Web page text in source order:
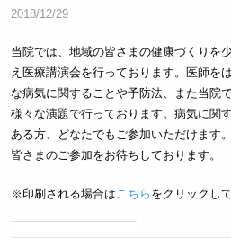
2018/12/29
当院では、地域の皆さまの健康づくりを
え医療講演会を行っております。医師を
な病気に関することや予防法、また当院
様々な演題で行っております。病気に関
ある方、どなたでもご参加いただけます。
皆さまのご参加をお待ちしております。
※印刷される場合は こちら をクリックし